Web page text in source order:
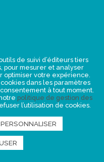
de suivi d’éditeurs tiers
pour mesurer et analyser
optimiser votre expérience.
dans les paramètres
à tout moment.
politique de gestion des
l’utilisation de cookies.
PERSONNALISER